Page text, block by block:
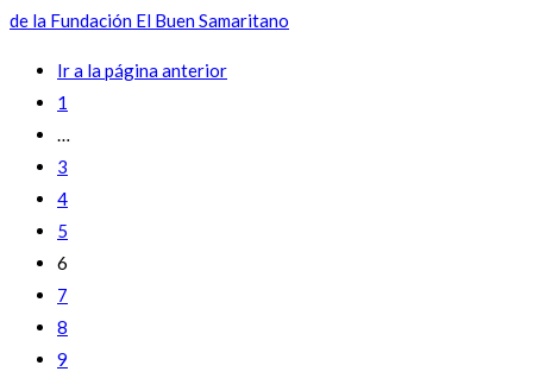
de la Fundación El Buen Samaritano
Ir a la página anterior
1
…
3
4
5
6
7
8
9